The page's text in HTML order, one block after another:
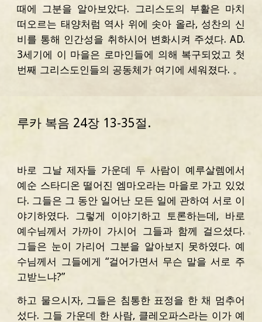
때에 그분을 알아보았다. 그리스도의 부활은 마치
떠오르는 태양처럼 역사 위에 솟아 올라, 성찬의 신
비를 통해 인간성을 취하시어 변화시켜 주셨다. AD.
3세기에 이 마을은 로마인들에 의해 복구되었고 첫
번째 그리스도인들의 공동체가 여기에 세워졌다. 。
루카 복음 24장 13-35절.
바로 그날 제자들 가운데 두 사람이 예루살렘에서
예순 스타디온 떨어진 엠마오라는 마을로 가고 있었
다. 그들은 그 동안 일어난 모든 일에 관하여 서로 이
야기하였다. 그렇게 이야기하고 토론하는데, 바로
예수님께서 가까이 가시어 그들과 함께 걸으셨다.
그들은 눈이 가리어 그분을 알아보지 못하였다. 예
수님께서 그들에게 “걸어가면서 무슨 말을 서로 주
고받느냐?”
하고 물으시자, 그들은 침통한 표정을 한 채 멈추어
섰다. 그들 가운데 한 사람, 클레오파스라는 이가 예